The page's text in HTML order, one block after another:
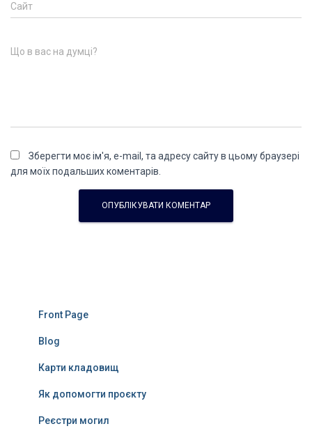
Сайт
Що в вас на думці?
Зберегти моє ім'я, e-mail, та адресу сайту в цьому браузері
для моїх подальших коментарів.
Front Page
Blog
Карти кладовищ
Як допомогти проєкту
Реєстри могил